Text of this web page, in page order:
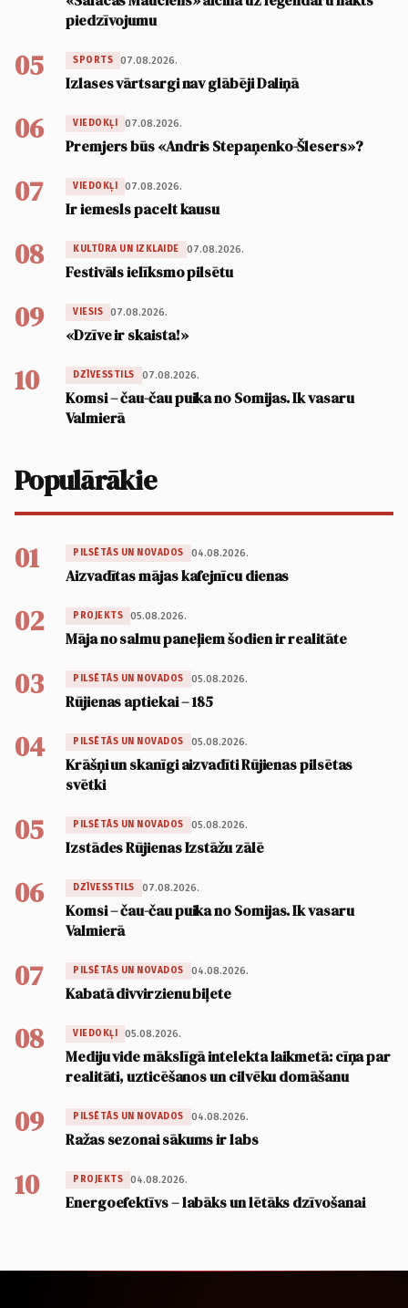
piedzīvojumu
05 SPORTS 07.08.2026.
Izlases vārtsargi nav glābēji Daliņā
06 VIEDOKĻI 07.08.2026.
Premjers būs «Andris Stepaņenko-Šlesers»?
07 VIEDOKĻI 07.08.2026.
Ir iemesls pacelt kausu
08 KULTŪRA UN IZKLAIDE 07.08.2026.
Festivāls ielīksmo pilsētu
09 VIESIS 07.08.2026.
«Dzīve ir skaista!»
10 DZĪVESSTILS 07.08.2026.
Komsi – čau-čau puika no Somijas. Ik vasaru
Valmierā
Populārākie
01 PILSĒTĀS UN NOVADOS 04.08.2026.
Aizvadītas mājas kafejnīcu dienas
02 PROJEKTS 05.08.2026.
Māja no salmu paneļiem šodien ir realitāte
03 PILSĒTĀS UN NOVADOS 05.08.2026.
Rūjienas aptiekai – 185
04 PILSĒTĀS UN NOVADOS 05.08.2026.
Krāšņi un skanīgi aizvadīti Rūjienas pilsētas
svētki
05 PILSĒTĀS UN NOVADOS 05.08.2026.
Izstādes Rūjienas Izstāžu zālē
06 DZĪVESSTILS 07.08.2026.
Komsi – čau-čau puika no Somijas. Ik vasaru
Valmierā
07 PILSĒTĀS UN NOVADOS 04.08.2026.
Kabatā divvirzienu biļete
08 VIEDOKĻI 05.08.2026.
Mediju vide mākslīgā intelekta laikmetā: cīņa par
realitāti, uzticēšanos un cilvēku domāšanu
09 PILSĒTĀS UN NOVADOS 04.08.2026.
Ražas sezonai sākums ir labs
10 PROJEKTS 04.08.2026.
Energoefektīvs – labāks un lētāks dzīvošanai